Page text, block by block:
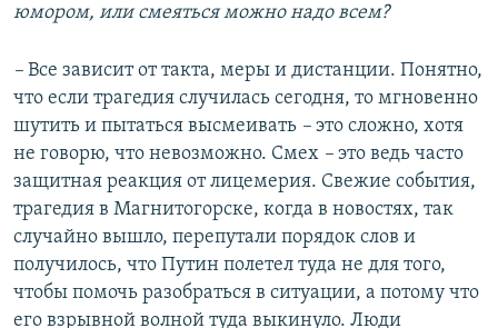
юмором, или смеяться можно надо всем?
– Все зависит от такта, меры и дистанции. Понятно,
что если трагедия случилась сегодня, то мгновенно
шутить и пытаться высмеивать – это сложно, хотя
не говорю, что невозможно. Смех – это ведь часто
защитная реакция от лицемерия. Свежие события,
трагедия в Магнитогорске, когда в новостях, так
случайно вышло, перепутали порядок слов и
получилось, что Путин полетел туда не для того,
чтобы помочь разобраться в ситуации, а потому что
его взрывной волной туда выкинуло. Люди